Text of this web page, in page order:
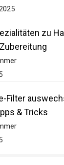
zu
Filter
& Tricks